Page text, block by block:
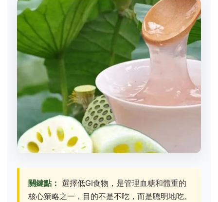
關鍵點： 選擇低GI食物，是管理血糖和體重的
核心策略之一，目的不是不吃，而是聰明地吃。